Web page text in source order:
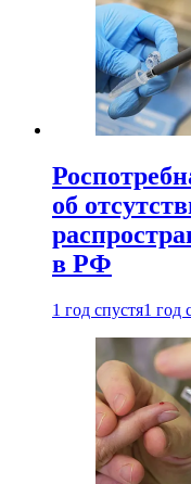
об
в РФ
1 год спустя1 год